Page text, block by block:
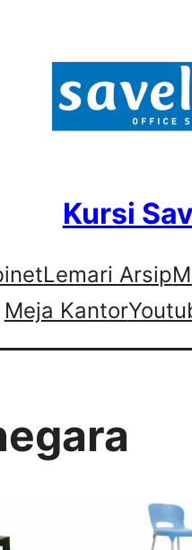
Kursi
Lemari Arsip
Meja Kantor